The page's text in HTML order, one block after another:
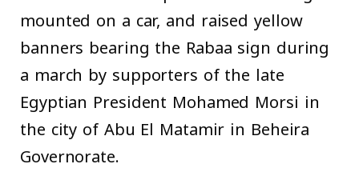
mounted on a car, and raised yellow
banners bearing the Rabaa sign during
a march by supporters of the late
Egyptian President Mohamed Morsi in
the city of Abu El Matamir in Beheira
Governorate.